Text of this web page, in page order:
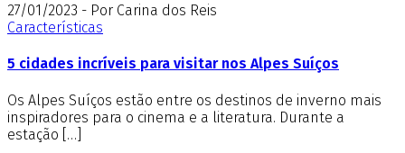
27/01/2023 - Por Carina dos Reis
Características
5 cidades incríveis para visitar nos Alpes Suíços
Os Alpes Suíços estão entre os destinos de inverno mais
inspiradores para o cinema e a literatura. Durante a
estação […]